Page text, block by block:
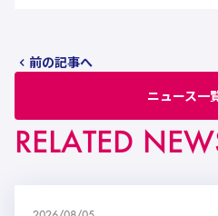
前の記事へ
ニュース一
RELATED